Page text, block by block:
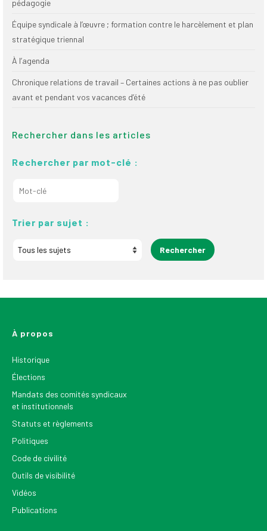
SCCUQ info
pédagogie
Équipe syndicale à l’œuvre ; formation contre le harcèlement et plan
stratégique triennal
À l’agenda
Chronique relations de travail – Certaines actions à ne pas oublier
avant et pendant vos vacances d’été
Rechercher dans les articles
Rechercher par mot-clé :
Trier par sujet :
À propos
Historique
Élections
Mandats des comités syndicaux
et institutionnels
Statuts et règlements
Politiques
Code de civilité
Outils de visibilité
Vidéos
Publications